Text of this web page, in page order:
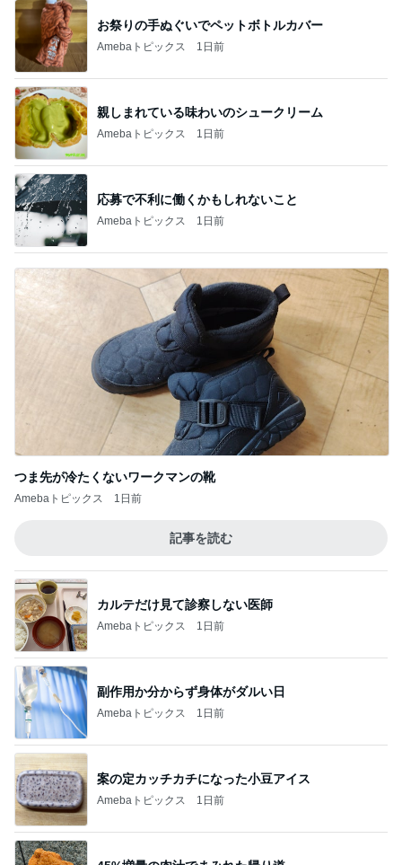
お祭りの手ぬぐいでペットボトルカバー
Amebaトピックス 1日前
親しまれている味わいのシュークリーム
Amebaトピックス 1日前
応募で不利に働くかもしれないこと
Amebaトピックス 1日前
つま先が冷たくないワークマンの靴
Amebaトピックス 1日前
記事を読む
カルテだけ見て診察しない医師
Amebaトピックス 1日前
副作用か分からず身体がダルい日
Amebaトピックス 1日前
案の定カッチカチになった小豆アイス
Amebaトピックス 1日前